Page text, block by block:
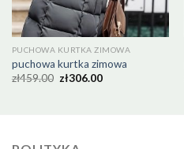
PUCHOWA KURTKA ZIMOWA
puchowa kurtka zimowa
zł459.00 zł306.00